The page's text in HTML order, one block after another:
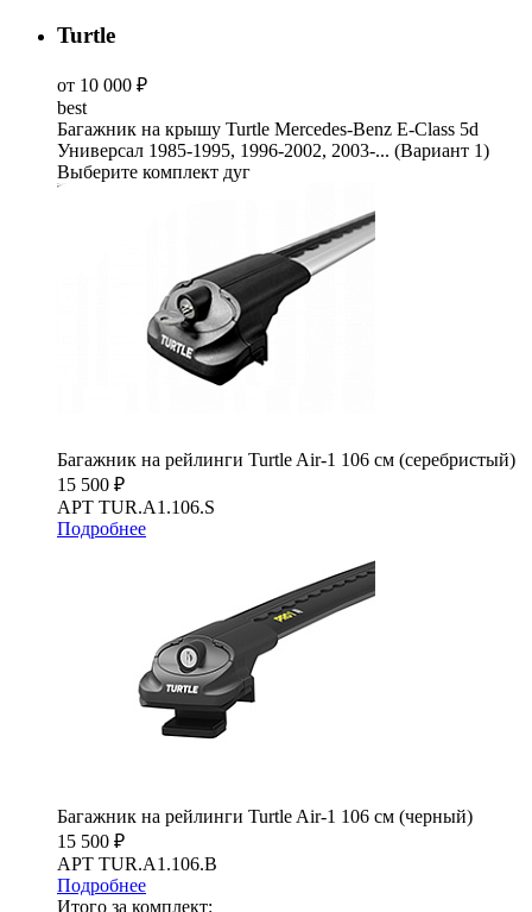
Turtle
от 10 000 ₽
best
Багажник на крышу Turtle Mercedes-Benz E-Class 5d
Универсал 1985-1995, 1996-2002, 2003-... (Вариант 1)
Выберите комплект дуг
Багажник на рейлинги Turtle Air-1 106 см (серебристый)
15 500 ₽
АРТ TUR.A1.106.S
Подробнее
Багажник на рейлинги Turtle Air-1 106 см (черный)
15 500 ₽
АРТ TUR.A1.106.B
Подробнее
Итого за комплект: